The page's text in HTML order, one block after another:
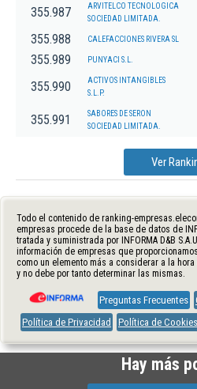
355.987
ARVITELCO TECNOLOGICA
SOCIEDAD LIMITADA.
355.988 CALEFACCIONES RIVERA SL
355.989 PUNYACI S.L.
355.990
ACTIVOS INTANGIBLES
S.L.P.
355.991
SABORES DE SERON
SOCIEDAD LIMITADA.
Ver
Todo el contenido de ranking-
empresas procede de la base de datos de
tratada y suministrada por INFORMA D&B
información de empresas que
como un elemento más a considerar a la
y no debe por tanto determinar las mismas.
Preguntas Frecuentes
Política de Privacidad
Política de Cookies
Hay más